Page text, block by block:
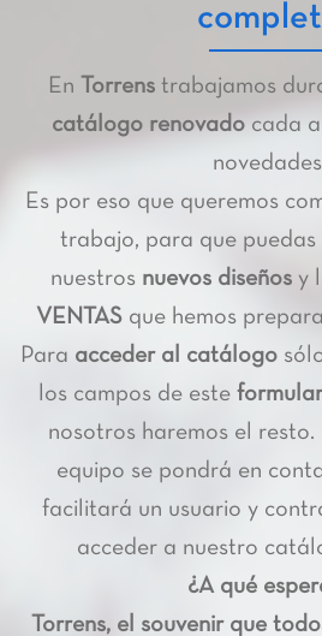
En Torrenstrabajamos
catálogo renovado cada
Es por eso que queremos
trabajo, para que
nuestros nuevos diseños y
VENTAS que hemos
Para acceder al catálogo
los campos de este
nosotros haremos el resto.
equipo se pondrá en
facilitará un usuario y
acceder a nuestro
¿A qué
Torrens, el souvenir que